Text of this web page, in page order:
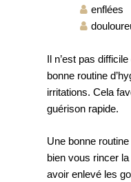
enflées
Il n’est pas difficile
bonne routine
irritations. Cela
guérison rapide.
Une bonne
bien vous rincer
avoir enlevé les